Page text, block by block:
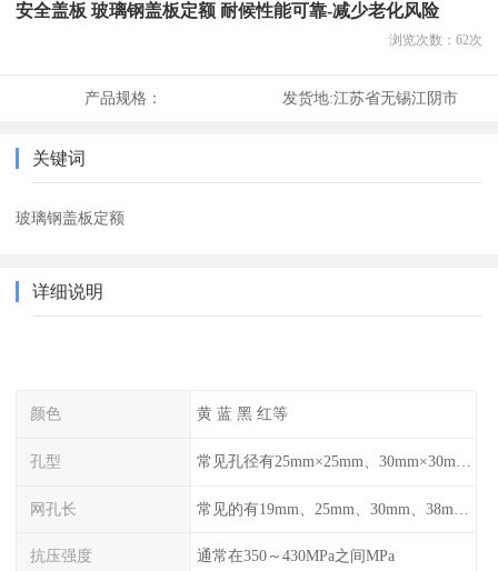
安全盖板 玻璃钢盖板定额 耐候性能可靠-减少老化风险
浏览次数： 62次
产品规格： 发货地:江苏省无锡江阴市
关键词
玻璃钢盖板定额
详细说明
颜色 黄 蓝 黑 红等
孔型
网孔长
抗压强度 通常在350～430MPa之间MPa